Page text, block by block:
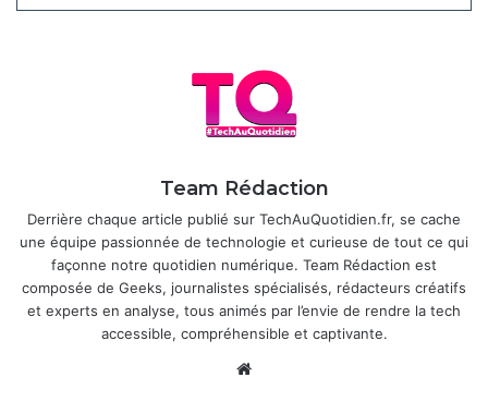
progrès en IA
Apple Intelligence s’enrichit avecLive Translation
permettant aux développeurs d’intégrer l’IA dans
leurs applications avec seulement trois lignes de
code.Visual Intelligenceanalyse désormais le contenu
affiché à l’écran, comme repérer une veste sur une photo
pour suggérer des achats similaires. Cependant, Siri
déçoit toujours, sans les améliorations contextuelles
promises, et Apple reste en retrait face à la concurrence
Team Rédaction
Derrière chaque article publié sur TechAuQuotidien.fr, se cache
une équipe passionnée de technologie et curieuse de tout ce qui
façonne notre quotidien numérique. Team Rédaction est
composée de Geeks, journalistes spécialisés, rédacteurs créatifs
et experts en analyse, tous animés par l’envie de rendre la tech
accessible, compréhensible et captivante.